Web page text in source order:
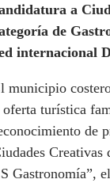
a
de
internacional
municipio
turística
de
Gastronomía”,